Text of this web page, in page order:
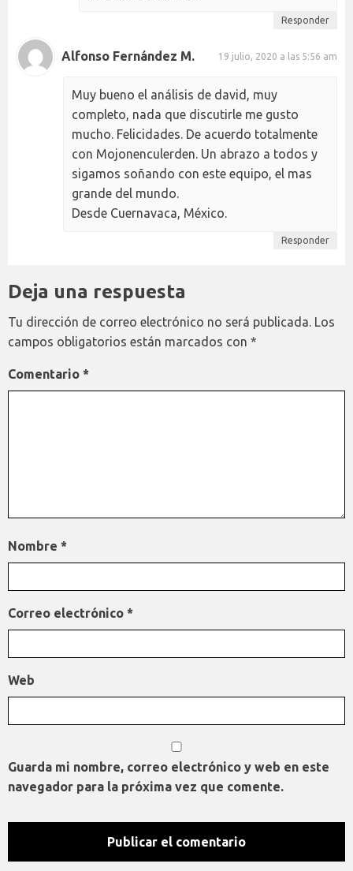
Responder
Alfonso Fernández M. 19 julio, 2020 a las 5:56 am
Muy bueno el análisis de david, muy
completo, nada que discutirle me gusto
mucho. Felicidades. De acuerdo totalmente
con Mojonenculerden. Un abrazo a todos y
sigamos soñando con este equipo, el mas
grande del mundo.
Desde Cuernavaca, México.
Responder
Deja una respuesta
Tu dirección de correo electrónico no será publicada. Los
campos obligatorios están marcados con *
Comentario *
Nombre *
Correo electrónico *
Web
Guarda mi nombre, correo electrónico y web en este
navegador para la próxima vez que comente.